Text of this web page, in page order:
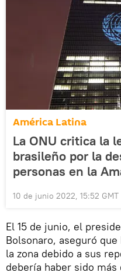
América Latina
La ONU critica la
brasileño por la
personas en la
10 de junio 2022, 15:52 GMT
El 15 de junio, el
Bolsonaro, aseguró
la zona debido a sus
debería haber sido más